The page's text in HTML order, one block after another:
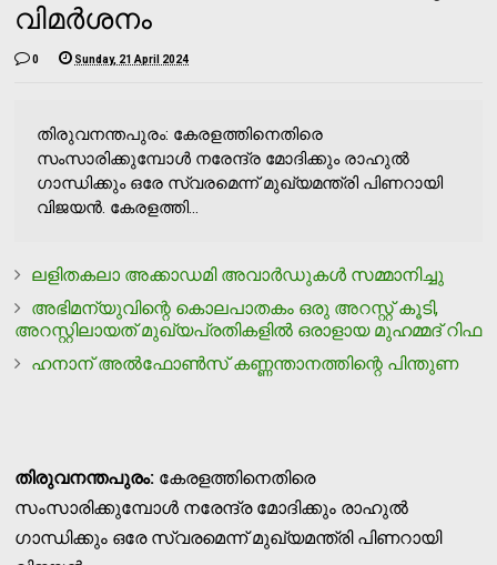
വിമര്‍ശനം
0 Sunday, 21 April 2024
തിരുവനന്തപുരം: കേരളത്തിനെതിരെ
സംസാരിക്കുമ്പോള്‍ നരേന്ദ്ര മോദിക്കും രാഹുല്‍
ഗാന്ധിക്കും ഒരേ സ്വരമെന്ന് മുഖ്യമന്ത്രി പിണറായി
വിജയന്‍. കേരളത്തി...
ലളിതകലാ അക്കാഡമി അവാര്‍ഡുകള്‍ സമ്മാനിച്ചു
അഭിമന്യുവിന്റെ കൊലപാതകം ഒരു അറസ്റ്റ് കൂടി,
അറസ്റ്റിലായത് മുഖ്യപ്രതികളില്‍ ഒരാളായ മുഹമ്മദ് റിഫ
ഹനാന് അല്‍ഫോണ്‍സ് കണ്ണന്താനത്തിന്റെ പിന്തുണ
തിരുവനന്തപുരം: കേരളത്തിനെതിരെ
സംസാരിക്കുമ്പോള്‍ നരേന്ദ്ര മോദിക്കും രാഹുല്‍
ഗാന്ധിക്കും ഒരേ സ്വരമെന്ന് മുഖ്യമന്ത്രി പിണറായി